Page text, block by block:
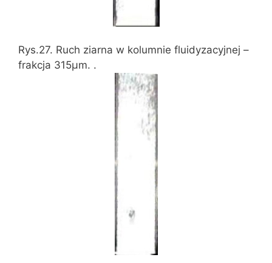
Rys.27. Ruch ziarna w kolumnie fluidyzacyjnej –
frakcja 315μm. .